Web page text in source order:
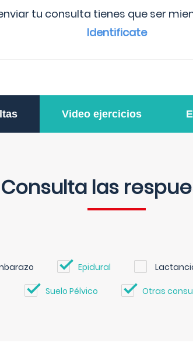
tu consulta tienes que ser
Identificate
Video ejercicios
Consulta las
Epidural
Suelo Pélvico Otras